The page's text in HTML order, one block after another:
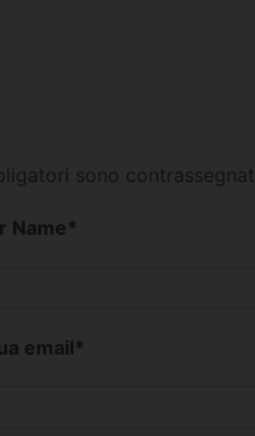
sono contrassegnati
Name*
email*